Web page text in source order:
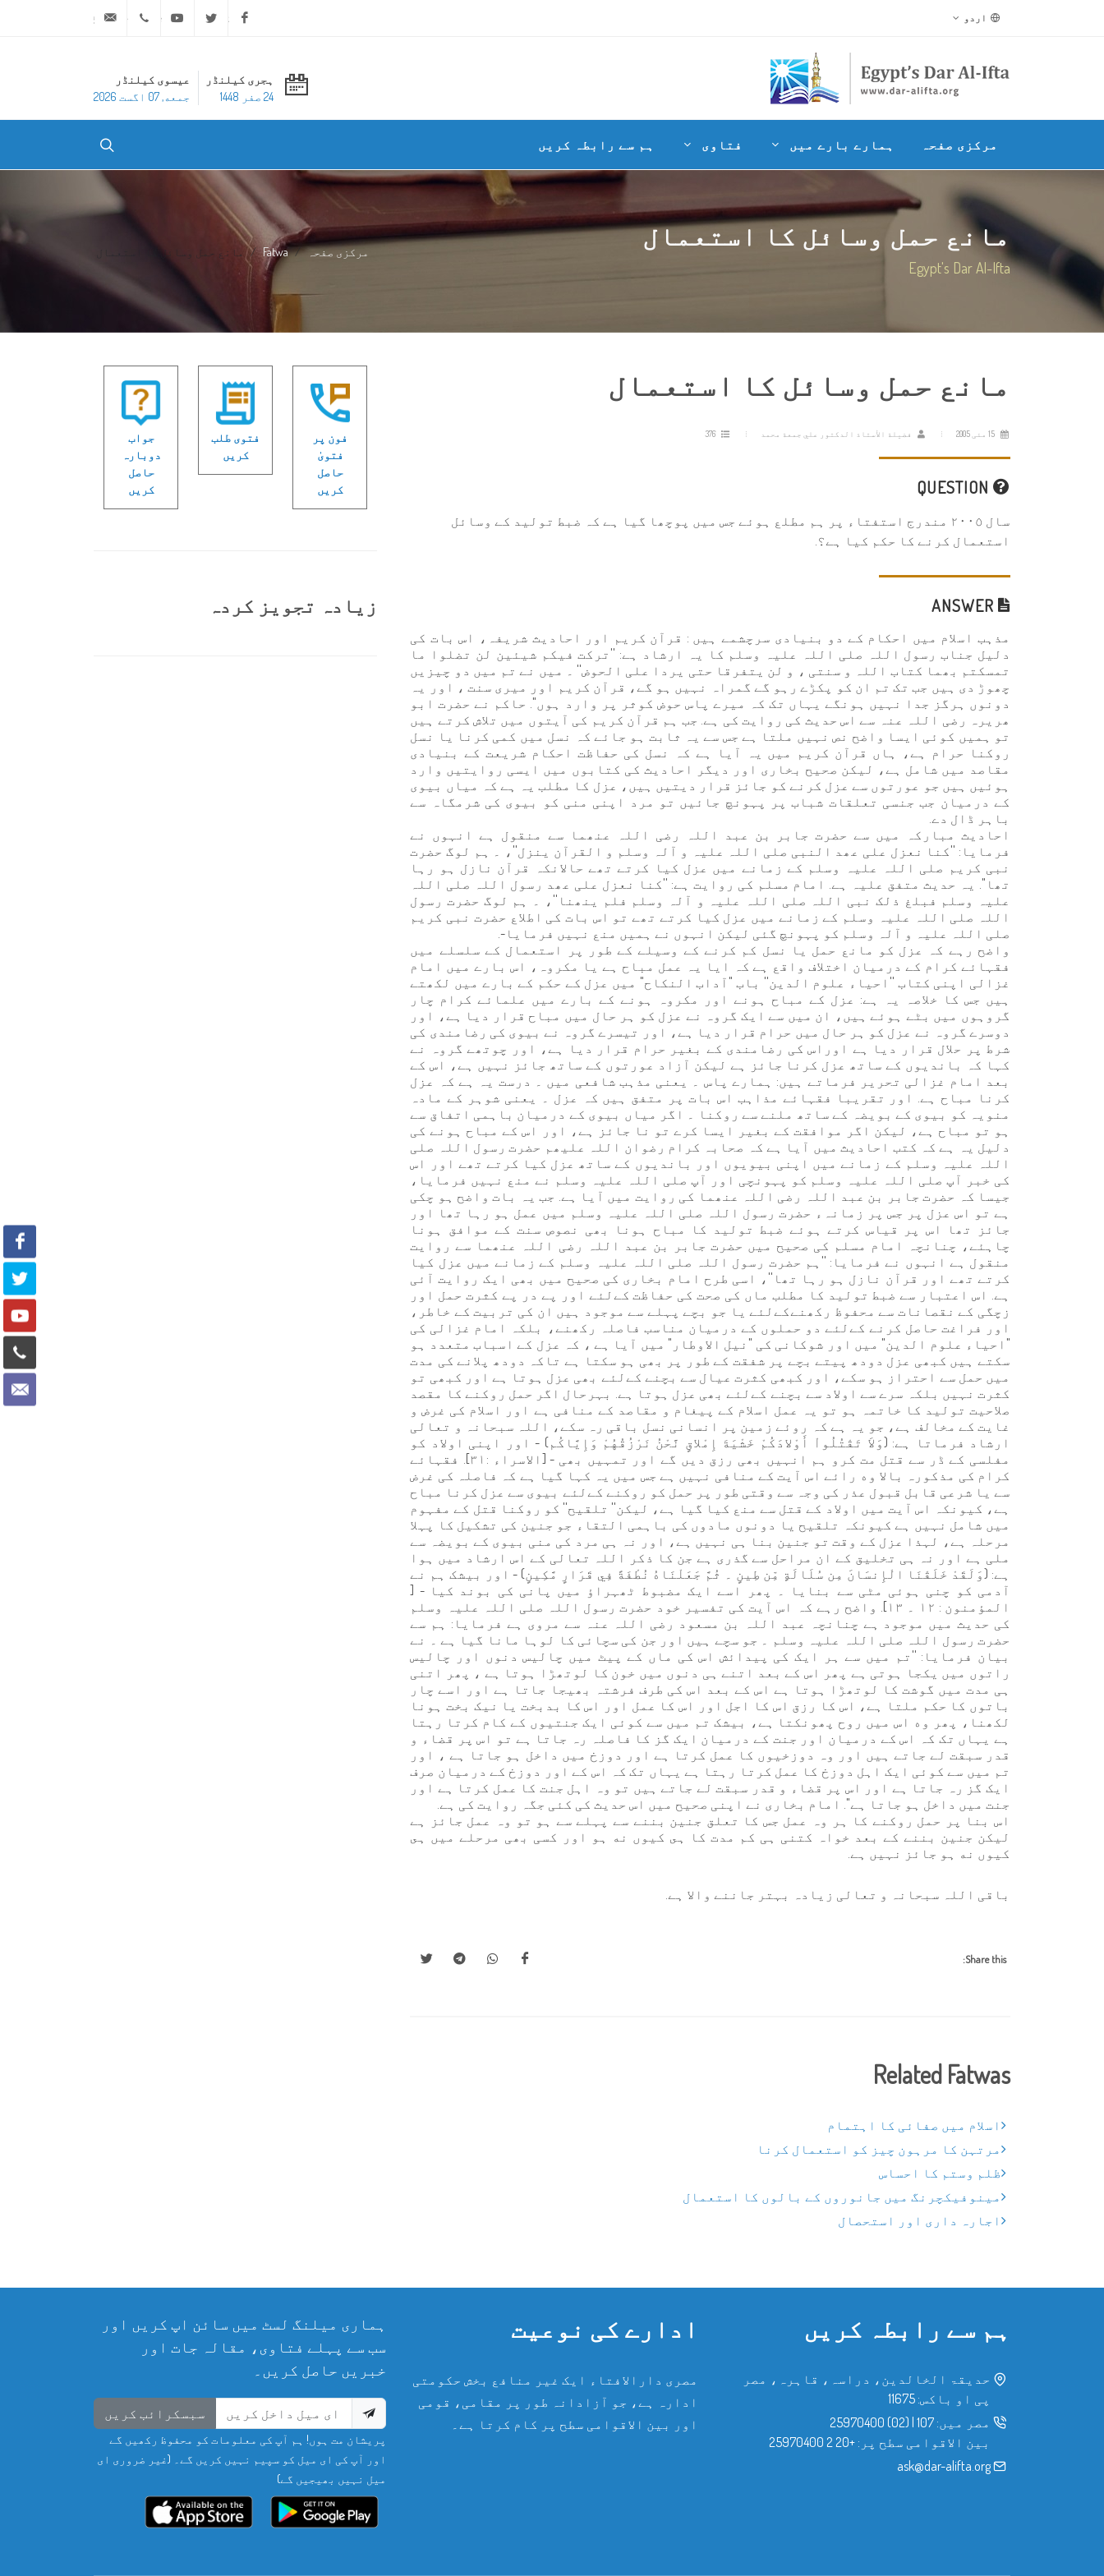
اردو Facebook
Twitter
Youtube
ہجری کیلنڈر
24 صفر 1448
عیسوی کیلنڈر
جمعه, 07 اگست 2026
مرکزی صفحہ ہمارے بارے میں فتاوی ہم سے رابطہ کریں
مانع حمل وسائل کا استعمال
Egypt's Dar Al-Ifta
مرکزی صفحہ Fatwa مانع حمل وسائل کا استعمال
مانع حمل وسائل کا استعمال
فضيلة الأستاذ الدكتور علي جمعة محمد 376
سال ٢٠٠٥ مندرج استفتاء پر ہم مطلع ہوئے جس میں پوچھا گیا ہے کہ ضبط تولید کے وسائل
استعمال کرنے کا حکم کیا ہے؟.
مذہب اسلام میں احکام کے دو بنیادی سرچشمے ہیں : قرآن کریم اور احادیث شریفہ، اس بات کی
دلیل جناب رسول اللہ صلی اللہ علیہ وسلم کا یہ ارشاد ہے: ''ترکت فیکم شیئین لن تضلوا ما
تمسکتم بھما کتاب اللہ و سنتی ، و لن یتفرقا حتی یردا علی الحوض'' ۔ میں نے تم میں دو چیزیں
چھوڑ دی ہیں جب تک تم ان کو پکڑے رہو گے گمراہ نہیں ہو گے، قرآن کریم اور میری سنت ، اور یہ
دونوں ہرگز جدا نہیں ہونگے یہاں تک کہ میرے پاس حوض کوثر پر وارد ہوں''. حاکم نے حضرت ابو
ھریرہ رضی اللہ عنہ سے اس حدیث کی روایت کی ہے. جب ہم قرآن کریم کی آیتوں میں تلاش کرتے ہیں
تو ہمیں کوئی ایسا واضح نص نہیں ملتا ہے جس سے یہ ثابت ہو جائے کہ نسل میں کمی کرنا یا نسل
روکنا حرام ہے، ہاں قرآن کریم میں یہ آیا ہے کہ نسل کی حفاظت احکام شریعت کے بنیادی
مقاصد میں شامل ہے، لیکن صحیح بخاری اور دیگر احادیث کی کتابوں میں ایسی روایتیں وارد
ہوئیں ہیں جو عورتوں سے عزل کرنے کو جائز قرار دیتیں ہیں، عزل کا مطلب یہ ہے کہ میاں بیوی
کے درمیان جب جنسی تعلقات شباب پر پہونچ جائيں تو مرد اپنی منی کو بیوی کی شرمگاہ سے
باہر ڈال دے.
احادیث مبارکہ میں سے حضرت جابر بن عبد اللہ رضی اللہ عنھما سے منقول ہے انہوں نے
فرمایا: ''کنا نعزل علی عھد النبی صلی اللہ علیہ و آلہ وسلم و القرآن ینزل''، ۔ ہم لوگ حضرت
نبی کریم صلی اللہ علیہ وسلم کے زمانے میں عزل کیا کرتے تھے حالانکہ قرآن نازل ہو رہا
تھا''. یہ حدیث متفق علیہ ہے. امام مسلم کی روایت ہے: ''کنا نعزل علی عھد رسول اللہ صلی اللہ
علیہ وسلم فبلغ ذلک نبی اللہ صلی اللہ علیہ و آلہ وسلم فلم ینھنا''، ۔ ہم لوگ حضرت رسول
اللہ صلی اللہ علیہ وسلم کے زمانے میں عزل کیا کرتے تھے تو اس بات کی اطلاع حضرت نبی کریم
صلی اللہ علیہ و آلہ وسلم کو پہونچ گئی ليكن انہوں نے ہمیں منع نہیں فرمایا-.
واضح رہے کہ عزل کو مانع حمل یا نسل کم کرنے کے وسیلے کے طور پر استعمال کے سلسلے میں
فقہائے کرام کے درمیان اختلاف واقع ہے کہ ایا یہ عمل مباح ہے یا مکروہ، اس بارے میں امام
غزالی اپنی کتاب ''احیاء علوم الدین'' باب "آداب النکاح" میں عزل کے حکم کے بارے میں لکھتے
ہیں جس کا خلاصہ یہ ہے: عزل کے مباح ہونے اور مکروہ ہونے کے بارے میں علمائے کرام چار
گروہوں میں بٹے ہوئے ہیں، ان میں سے ایک گروہ نے عزل کو ہر حال میں مباح قرار دیا ہے، اور
دوسرے گروہ نے عزل کو ہر حال میں حرام قرار دیا ہے، اور تیسرے گروہ نے بیوی کی رضامندی کی
شرط پر حلال قرار دیا ہے اوراس کی رضامندی کے بغیر حرام قرار دیا ہے، اور چوتھے گروہ نے
کہا کہ باندیوں کے ساتھ عزل کرنا جائز ہے ليكن آزاد عورتوں کے ساتھ جائز نہیں ہے، اس کے
بعد امام غزالی تحریر فرماتے ہیں: ہمارے پاس ۔ یعنی مذہب شافعی میں ۔ درست یہ ہے کہ عزل
کرنا مباح ہے. اور تقریبا فقہائے مذاہب اس بات پر متفق ہیں کہ عزل ۔ یعنی شوہر کے مادہ
منویہ کو بیوی کے بویضہ کے ساتھ ملنے سے روکنا ۔ اگر میاں بیوی کے درمیان باہمی اتفاق سے
ہو تو مباح ہے، لیکن اگر موافقت کے بغیر ایسا کرے تو نا جائز ہے، اور اس کے مباح ہونے کی
دلیل یہ ہے کہ کتب احادیث میں آیا ہے کہ صحابہ کرام رضوان اللہ علیھم حضرت رسول اللہ صلی
اللہ علیہ وسلم کے زمانے میں اپنی بیویوں اور باندیوں کے ساتھ عزل کیا کرتے تھے اور اس
کی خبر آپ صلی اللہ علیہ وسلم کو پہونچی اور آپ صلی اللہ علیہ وسلم نے منع نہیں فرمایا،
جیسا کہ حضرت جابر بن عبد اللہ رضی اللہ عنھما کی روایت میں آیا ہے. جب یہ بات واضح ہو چکی
ہے تو اس عزل پر جس پر زمانہء حضرت رسول اللہ صلی اللہ علیہ وسلم میں عمل ہو رہا تھا اور
جائز تھا اس پر قیاس کرتے ہوئے ضبط تولید کا مباح ہونا بھی نصوص سنت کے موافق ہونا
چاہئے، چنانچہ امام مسلم کی صحیح میں حضرت جابر بن عبد اللہ رضی اللہ عنھما سے روایت
منقول ہے انہوں نے فرمایا: ''ہم حضرت رسول اللہ صلی اللہ علیہ وسلم کے زمانے میں عزل کیا
کرتے تھے اور قرآن نازل ہو رہا تھا''، اسی طرح امام بخاری کی صحیح میں بھی ایک روایت آئی
ہے. اس اعتبار سے ضبط تولید کا مطلب ماں کی صحت کی حفاظت کےلئے اور پے در پے کثرت حمل اور
زچگی کے نقصانات سے محفوظ رکھنےكےلئے یا جو بچے پہلے سے موجود ہیں ان کی تربیت کے خاطر،
اور فراغت حاصل کرنے کےلئے دو حملوں کے درمیان مناسب فاصلہ رکھنے، بلکہ امام غزالی کی
"احیاء علوم الدین" میں اور شوکانی کی "نیل الاوطار" میں آیا ہے ، کہ عزل کے اسباب متعدد ہو
سکتے ہیں کبھی عزل دودھ پیتے بچے پر شفقت کے طور پر بھی ہو سکتا ہے تاکہ دودھ پلانے کی مدت
میں حمل سے احتراز ہو سکے، اور کبھی کثرت عیال سے بچنے کےلئے بھی عزل ہوتا ہے اور کبھی تو
کثرت نہیں بلکہ سرے سے اولاد سے بچنے کےلئے بھی عزل ہوتا ہے. بہرحال اگر حمل روکنے کا مقصد
صلاحیت تولید کا خاتمہ ہو تو یہ عمل اسلام کے پیغام و مقاصد کے منافی ہے اور اسلام کی غرض و
غایت کے مخالف ہے، جو يہ ہے کہ روئے زمین پر انسانی نسل باقی رہ سکے، اللہ سبحانہ و تعالی
ارشاد فرماتا ہے: (وَلاَ تَقْتُلُواْ أَوْلادَكُمْ خَشْيَةَ إِمْلاقٍ نَّحْنُ نَرْزُقُهُمْ وَإِيَّاكُم) - اور اپنی اولاد کو
مفلسی کے ڈر سے قتل مت کرو ہم انہیں بھی رزق دیں گے اور تمہیں بھی - [الاسراء :٣١]. فقہائے
کرام کی مذکورہ بالا وه رائے اس آیت کے منافی نہیں ہے جس میں یہ کہا گیا ہے کہ فاصلہ کی غرض
سے یا شرعی قابل قبول عذر کی وجہ سے وقتی طور پر حمل کو روکنے کےلئے بیوی سے عزل کرنا مباح
ہے، کیونکہ اس آیت میں اولاد کے قتل سے منع کیا گیا ہے، لیکن'' تلقیح'' کو روکنا قتل کے مفہوم
میں شامل نہیں ہے کیونکہ تلقیح یا دونوں مادوں کی باہمی التقاء جو جنین کی تشکیل کا پہلا
مرحلہ ہے، لہذا عزل کے وقت تو جنین بنا ہی نہیں ہے، اور نہ ہی مرد کی منی بیوی کے بویضہ سے
ملی ہے اور نہ ہی تخلیق کے ان مراحل سے گذری ہے جن کا ذکر اللہ تعالی کے اس ارشاد میں ہوا
ہے: (وَلَقَدْ خَلَقْنَا الْإِنسَانَ مِن سُلَالَةٍ مِّن طِينٍ ۔ ثُمَّ جَعَلْنَاهُ نُطْفَةً فِي قَرَارٍ مَّكِينٍ) - اور بیشک ہم نے
آدمی کو چنی ہوئی مٹی سے بنایا ۔ پھر اسے ایک مضبوط ٹھہراؤ میں پانی کی بوند کیا - [
المؤمنون : ١٢ ۔ ١٣]. واضح رہے کہ اس آیت کی تفسیر خود حضرت رسول اللہ صلی اللہ علیہ وسلم
کی حدیث میں موجود ہے چنانچہ عبد اللہ بن مسعود رضی اللہ عنہ سے مروی ہے فرمایا: ہم سے
حضرت رسول اللہ صلی اللہ علیہ وسلم ۔ جو سچے ہیں اور جن کی سچائی کا لوہا مانا گیا ہے ۔ نے
بیان فرمایا: ''تم میں سے ہر ایک کی پیدائش اس کی ماں کے پیٹ میں چالیس دنوں اور چالیس
راتوں میں یکجا ہوتی ہے پھر اس کے بعد اتنے ہی دنوں میں خون کا لوتھڑا ہوتا ہے ، پھر اتنی
ہی مدت میں گوشت کا لوتھڑا ہوتا ہے اس کے بعد اس کی طرف فرشتہ بھیجا جاتا ہے اور اسے چار
باتوں کا حکم ملتا ہے، اس کا رزق اس کا اجل اور اس کا عمل اور اس کا بدبخت یا نیک بخت ہونا
لکھنا، پھر وه اس میں روح پھونکتا ہے، بیشک تم میں سے کوئی ایک جنتیوں کے کام کرتا رہتا
ہے یہاں تک کہ اس کے درمیان اور جنت کے درمیان ایک گز کا فاصلہ رہ جاتا ہے تو اس پر قضاء و
قدر سبقت لے جاتے ہیں اور وہ دوزخیوں کا عمل کرتا ہے اور دوزخ میں داخل ہو جاتا ہے ، اور
تم میں سے کوئی ایک اہل دوزخ کا عمل کرتا رہتا ہے یہاں تک کہ اس کے اور دوزخ کے درمیان صرف
ایک گز رہ جاتا ہے اور اس پر قضاء و قدر سبقت لے جاتے ہیں تو وہ اہل جنت کا عمل کرتا ہے اور
جنت میں داخل ہو جاتا ہے''. امام بخاری نے اپنی صحیح میں اس حدیث کی کئی جگہ روایت کی ہے.
اس بنا پر حمل روکنے کا ہر وہ عمل جس کا تعلق جنین بننے سے پہلے سے ہو تو وہ عمل جائز ہے
لیکن جنین بننے کے بعد خواہ کتنی ہی کم مدت کا ہى كيوں نه ہو اور کسی بھی مرحلے میں ہى
كيوں نه ہو جائز نہيں ہے.
باقی اللہ سبحانہ و تعالی زیادہ بہتر جاننے والا ہے.
Share this:
Related Fatwas
اسلام میں صفائی کا اہتمام
مرتہن کا مرہون چیز کو استعمال کرنا
ظلم وستم کا احساس
مینوفیکچرنگ میں جانوروں کے بالوں کا استعمال
اجارہ داری اور استحصال
فون پر
فتویٰ
حاصل
کریں
فتوی طلب
کریں
جواب
دوبارہ
حاصل
کریں
زیادہ تجویز کردہ
ہم سے رابطہ کریں
حدیقۃ الخالدین، دراسہ، قاہرہ، مصر
پی او باکس: 11675
مصر میں: 107
(02) 25970400
بین الاقوامی سطح پر: +20 2 25970400
ask@dar-alifta.org
ادارے کی نوعیت
مصری دارالافتاء ایک غیر منافع بخش حکومتی
ادارہ ہے، جو آزادانہ طور پر مقامی، قومی
اور بین الاقوامی سطح پر کام کرتا ہے۔
ہماری میلنگ لسٹ میں سائن اپ کریں اور
سب سے پہلے فتاوی، مقالہ جات اور
خبریں حاصل کریں۔
سبسکرائب کریں
پریشان مت ہوں! ہم آپ کی معلومات کو محفوظ رکھیں گے
اور آپ کی ای میل کو سپیم نہیں کریں گے۔ (غیر ضروری ای
میل نہیں بھیجیں گے)